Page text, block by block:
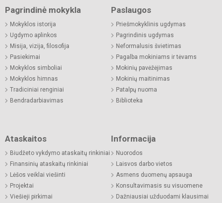
Pagrindinė mokykla
Mokyklos istorija
Ugdymo aplinkos
Misija, vizija, filosofija
Pasiekimai
Mokyklos simboliai
Mokyklos himnas
Tradiciniai renginiai
Bendradarbiavimas
Paslaugos
Priešmokyklinis ugdymas
Pagrindinis ugdymas
Neformalusis švietimas
Pagalba mokiniams ir tėvams
Mokinių pavėžėjimas
Mokinių maitinimas
Patalpų nuoma
Biblioteka
Ataskaitos
Biudžeto vykdymo ataskaitų rinkiniai
Finansinių ataskaitų rinkiniai
Lėšos veiklai viešinti
Projektai
Viešieji pirkimai
Informacija
Nuorodos
Laisvos darbo vietos
Asmens duomenų apsauga
Konsultavimasis su visuomene
Dažniausiai užduodami klausimai